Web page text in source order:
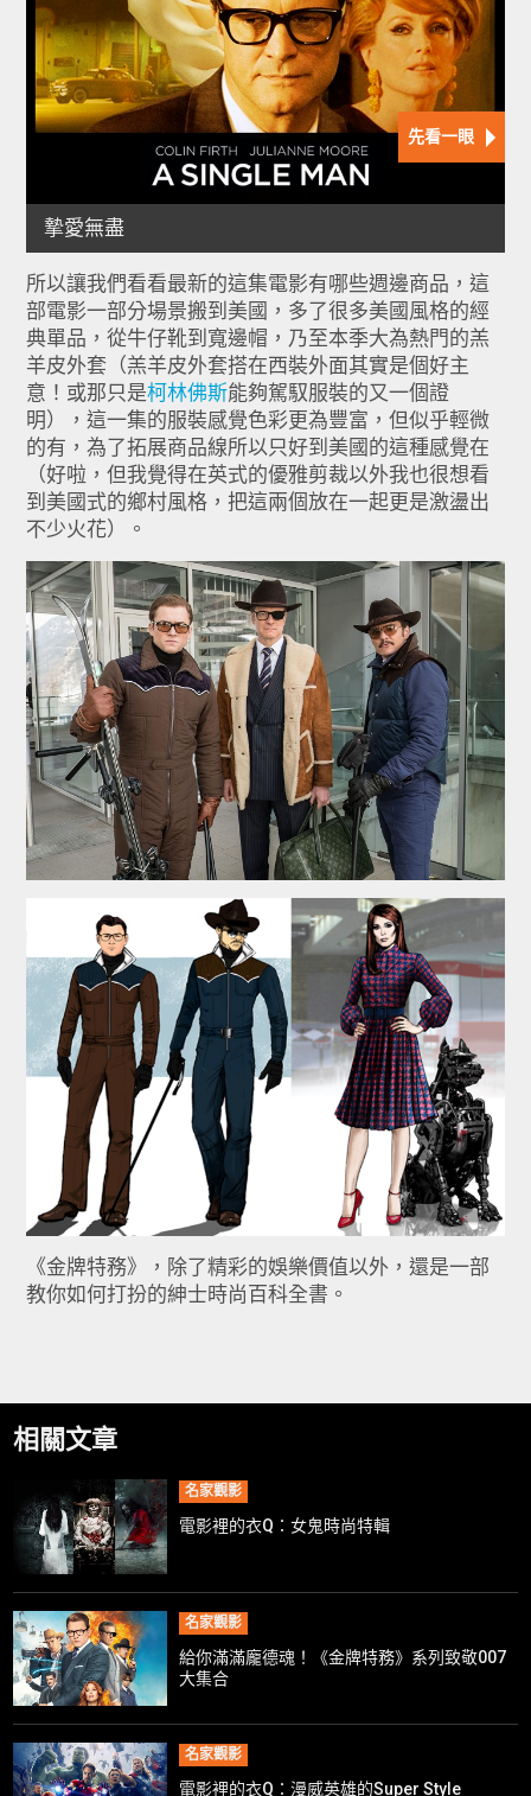
所以讓我們看看最新的這集電影有哪些週邊商品，這
部電影一部分場景搬到美國，多了很多美國風格的經
典單品，從牛仔靴到寬邊帽，乃至本季大為熱門的羔
羊皮外套（羔羊皮外套搭在西裝外面其實是個好主
意！或那只是柯林佛斯能夠駕馭服裝的又一個證
明），這一集的服裝感覺色彩更為豐富，但似乎輕微
的有，為了拓展商品線所以只好到美國的這種感覺在
（好啦，但我覺得在英式的優雅剪裁以外我也很想看
到美國式的鄉村風格，把這兩個放在一起更是激盪出
不少火花）。
《金牌特務》，除了精彩的娛樂價值以外，還是一部
教你如何打扮的紳士時尚百科全書。
相關文章
名家觀影
電影裡的衣Q：女鬼時尚特輯
名家觀影
給你滿滿龐德魂！《金牌特務》系列致敬007
大集合
名家觀影
電影裡的衣Q：漫威英雄的Super Style